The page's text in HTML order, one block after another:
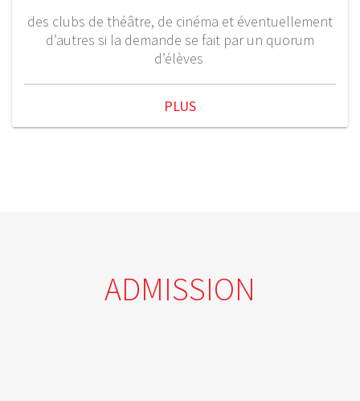
des clubs de théâtre, de cinéma et éventuellement
d’autres si la demande se fait par un quorum
d’élèves
PLUS
ADMISSION